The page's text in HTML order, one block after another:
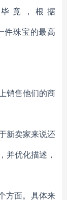
竟，根据
件珠宝的最高
销售他们的商
新卖家来说还
，并优化描述，
方面。具体来